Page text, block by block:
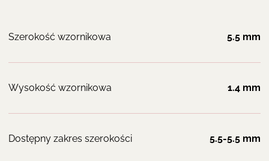
Szerokość wzornikowa 5.5 mm
Wysokość wzornikowa 1.4 mm
Dostępny zakres szerokości 5.5-5.5 mm